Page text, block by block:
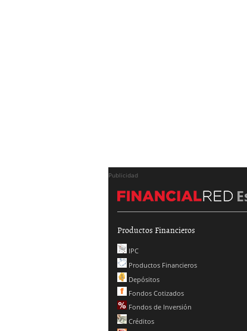
Publicidad
Productos Financieros
IPC
Productos Financieros
Depósitos
Fondos Cotizados
Fondos de Inversión
Créditos